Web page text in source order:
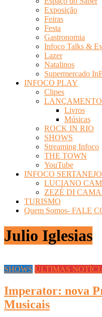
Exposição
Feiras
Festa
Gastronomia
Infoco Talks &
Lazer
Natalinos
Supermercado
INFOCO PLAY
Clipes
Livros
Músicas
ROCK IN RIO
SHOWS
Streaming Infoco
THE TOWN
YouTube
INFOCO SERTANEJO
LUCIANO
ZEZÉ DI
TURISMO
Quem Somos- FALE
Julio Iglesias
SHOWS ÚLTIMAS
Imperator: nova
Musicais